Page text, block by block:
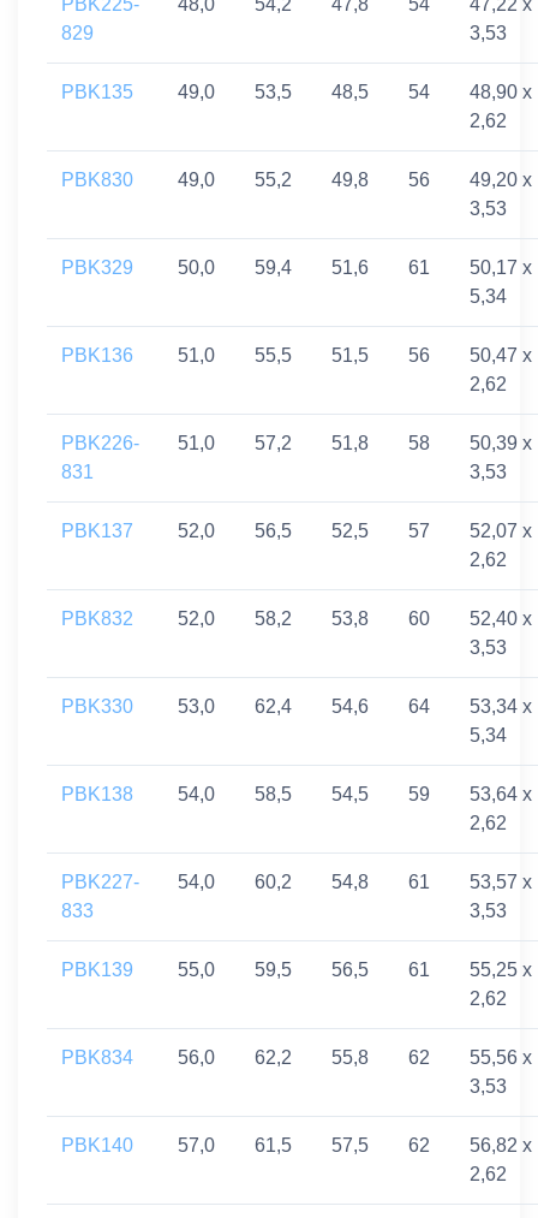
PBK225-
829
48,0 54,2 47,8 54
47,22 x
3,53
PBK135 49,0 53,5 48,5 54
48,90 x
2,62
PBK830 49,0 55,2 49,8 56
49,20 x
3,53
PBK329 50,0 59,4 51,6 61
50,17 x
5,34
PBK136 51,0 55,5 51,5 56
50,47 x
2,62
PBK226-
831
51,0 57,2 51,8 58
50,39 x
3,53
PBK137 52,0 56,5 52,5 57
52,07 x
2,62
PBK832 52,0 58,2 53,8 60
52,40 x
3,53
PBK330 53,0 62,4 54,6 64
53,34 x
5,34
PBK138 54,0 58,5 54,5 59
53,64 x
2,62
PBK227-
833
54,0 60,2 54,8 61
53,57 x
3,53
PBK139 55,0 59,5 56,5 61
55,25 x
2,62
PBK834 56,0 62,2 55,8 62
55,56 x
3,53
PBK140 57,0 61,5 57,5 62
56,82 x
2,62